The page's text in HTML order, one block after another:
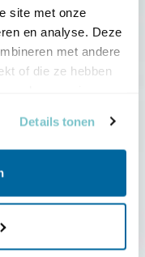
site met onze
en analyse. Deze
met andere
of die ze hebben
Details tonen
per jaar
met